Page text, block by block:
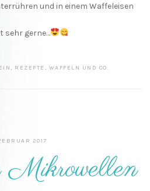
und in einem Waffeleisen
sehr gerne…
, REZEPTE , WAFFELN UND CO.
2017